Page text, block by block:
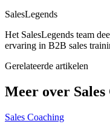
SalesLegends
Het SalesLegends team
ervaring in B2B sales
Gerelateerde artikelen
Meer over Sales
Sales Coaching